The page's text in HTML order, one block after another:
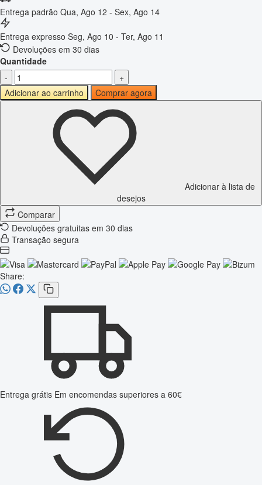
Entrega padrão Qua, Ago 12 - Sex, Ago 14
Entrega expresso Seg, Ago 10 - Ter, Ago 11
Devoluções em 30 dias
Quantidade
-
+
Adicionar ao carrinho
Comprar agora
Adicionar à lista de
desejos
Comparar
Devoluções gratuitas em 30 dias
Transação segura
Share:
Entrega grátis Em encomendas superiores a 60€